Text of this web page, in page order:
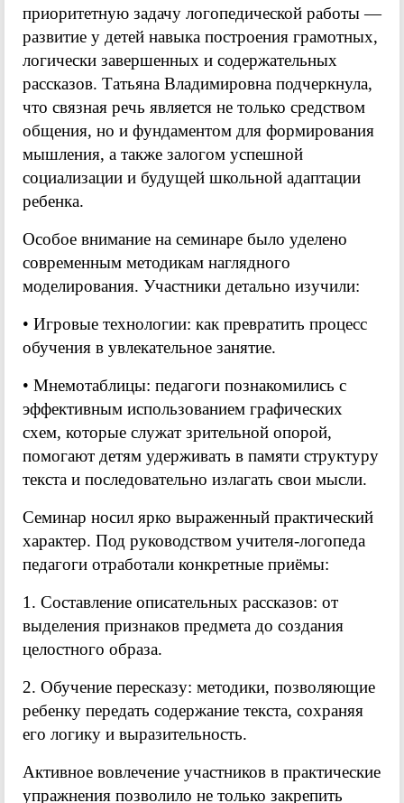
приоритетную задачу логопедической работы —
развитие у детей навыка построения грамотных,
логически завершенных и содержательных
рассказов. Татьяна Владимировна подчеркнула,
что связная речь является не только средством
общения, но и фундаментом для формирования
мышления, а также залогом успешной
социализации и будущей школьной адаптации
ребенка.
Особое внимание на семинаре было уделено
современным методикам наглядного
моделирования. Участники детально изучили:
• Игровые технологии: как превратить процесс
обучения в увлекательное занятие.
• Мнемотаблицы: педагоги познакомились с
эффективным использованием графических
схем, которые служат зрительной опорой,
помогают детям удерживать в памяти структуру
текста и последовательно излагать свои мысли.
Семинар носил ярко выраженный практический
характер. Под руководством учителя-логопеда
педагоги отработали конкретные приёмы:
1. Составление описательных рассказов: от
выделения признаков предмета до создания
целостного образа.
2. Обучение пересказу: методики, позволяющие
ребенку передать содержание текста, сохраняя
его логику и выразительность.
Активное вовлечение участников в практические
упражнения позволило не только закрепить